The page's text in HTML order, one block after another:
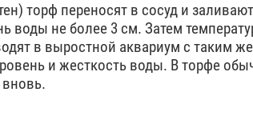
торф переносят в сосуд и
воды не более 3 см. Затем
в выростной аквариум с таким
и жесткость воды. В торфе